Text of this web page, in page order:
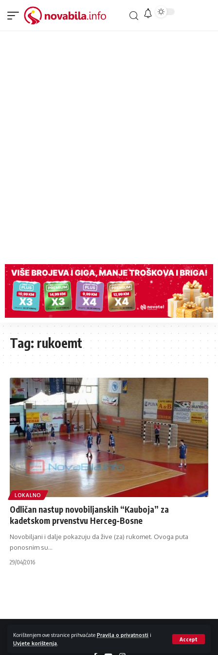
Korištenjem ove stranice prihvaćate Pravila o privatnosti i
Uvjete korištenja
Accept
Tag: rukoemt
LOKALNO
Odličan nastup novobiljanskih “Kauboja” za
kadetskom prvenstvu Herceg-Bosne
Novobiljani i dalje pokazuju da žive (za) rukomet. Ovoga puta
ponosnim su…
29/04/2016